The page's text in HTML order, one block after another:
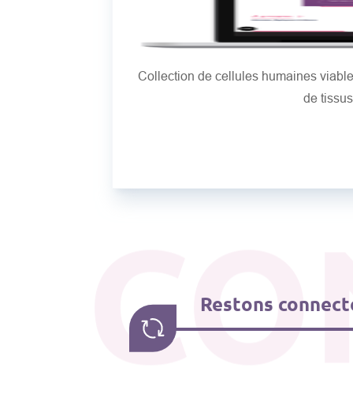
Collection de cellules humaines
de
Restons